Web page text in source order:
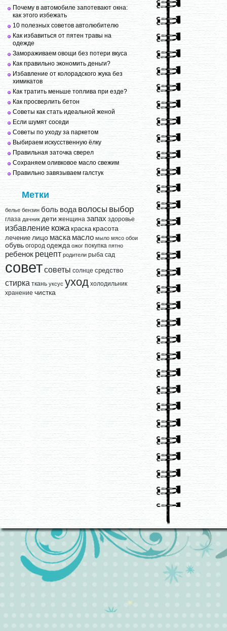
Почему в автомобиле запотевают окна:
как этого избежать
10 полезных советов автолюбителю
Как избавиться от пятен травы на
одежде
Замораживаем овощи без потери вкуса
Как правильно экономить деньги?
Избавление от колорадского жука без
химикатов
Как тратить меньше топлива при езде?
Как просверлить бетон
Советы как стать идеальной женой
Если шумят соседи
Советы по уходу за паркетом
Выбираем искусственную ёлку
Правильная заточка сверел
Сохраняем оливковое масло свежим
Правильно завязываем галстук
Метки
белье бензин боль вода волосы выбор
глаза дачник дети женщина запах здоровье
избавление кожа краска красота
лечение лицо маска масло мыло мясо обои
обувь огород одежда ожог покупка пятно
ребенок рецепт родители рыба сад
советсоветы солнце средство
стирка ткань уксус уход холодильник
хранение чистка